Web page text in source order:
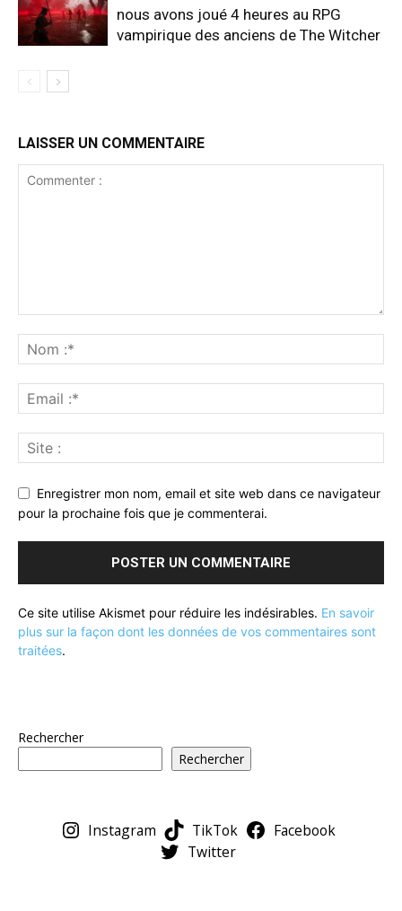
nous avons joué 4 heures au RPG
vampirique des anciens de The Witcher
LAISSER UN COMMENTAIRE
Enregistrer mon nom, email et site web dans ce navigateur
pour la prochaine fois que je commenterai.
Ce site utilise Akismet pour réduire les indésirables. En savoir
plus sur la façon dont les données de vos commentaires sont
traitées.
Rechercher
Rechercher
Instagram TikTok
Facebook
Twitter